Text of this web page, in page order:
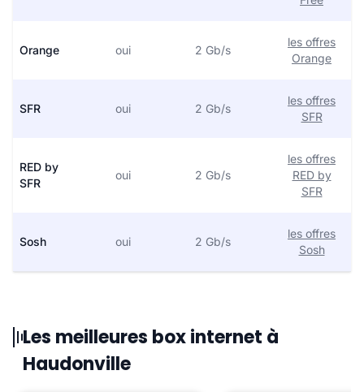
Orange oui 2 Gb/s
les offres
Orange
SFR oui 2 Gb/s
les offres
SFR
RED by
SFR
oui 2 Gb/s
les offres
RED by
SFR
Sosh oui 2 Gb/s
les offres
Sosh
Les meilleures box internet à
Haudonville